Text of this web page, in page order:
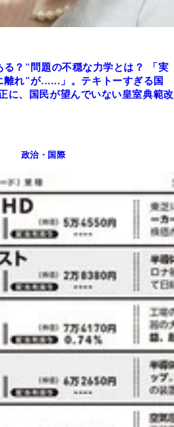
？"問題の不穏な力学とは？ 「実
れ"が......」。テキトーすぎる国
に、国民が望んでいない皇室典範改
政治・国際